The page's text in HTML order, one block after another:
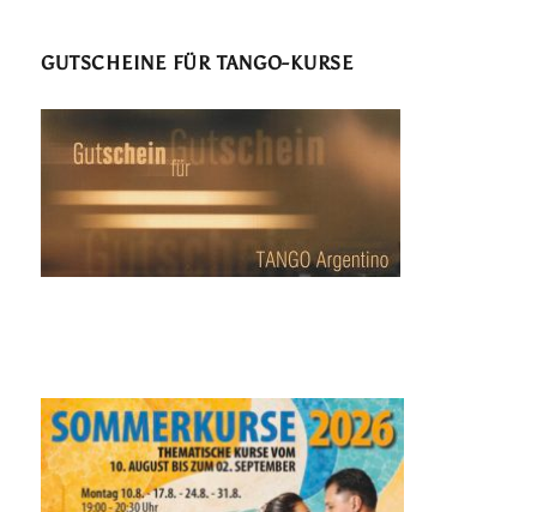
GUTSCHEINE FÜR TANGO-KURSE